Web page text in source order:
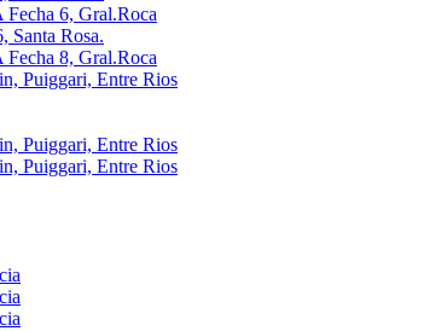
6, Gral.Roca
Santa Rosa.
8, Gral.Roca
Puiggari, Entre Rios
Puiggari, Entre Rios
Puiggari, Entre Rios